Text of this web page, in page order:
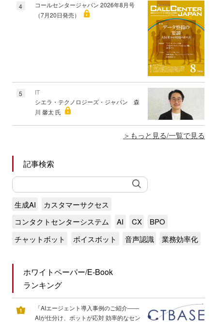
4
コールセンタージャパン 2026年8月号
（7月20日発売）
5
IT
シエラ・テクノロジーズ・ジャパン 森
川 馨太 氏
もっと見る/一覧で見る
記事検索
生成AI
カスタマーサクセス
コンタクトセンターシステム
AI CX
BPO
チャットボット
ボイスボット 音声認識 業務効率化
ホワイトペーパー/E-Book
ランキング
「AIエージェント導入事例のご紹介――
AIが仕分け、ボットが応対 効率的なセン